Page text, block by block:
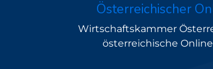
Österreichischer
Wirtschaftskammer
österreichische